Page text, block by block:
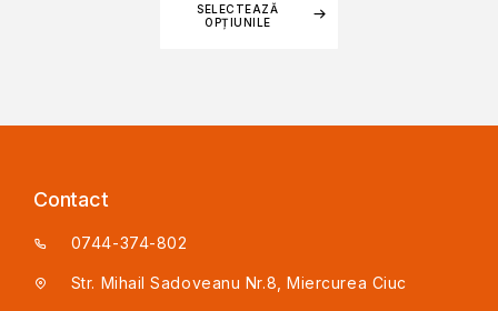
SELECTEAZĂ
OPȚIUNILE
Contact
0744-374-802
Str. Mihail Sadoveanu Nr.8, Miercurea Ciuc